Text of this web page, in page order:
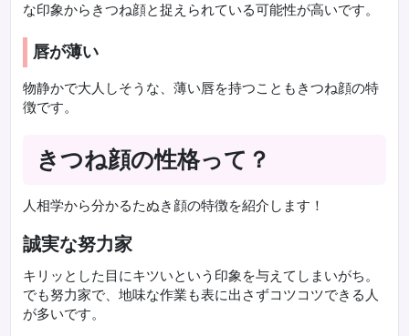
な印象からきつね顔と捉えられている可能性が高いです。
唇が薄い
物静かで大人しそうな、薄い唇を持つこともきつね顔の特
徴です。
きつね顔の性格って？
人相学から分かるたぬき顔の特徴を紹介します！
誠実な努力家
キリッとした目にキツいという印象を与えてしまいがち。
でも努力家で、地味な作業も表に出さずコツコツできる人
が多いです。